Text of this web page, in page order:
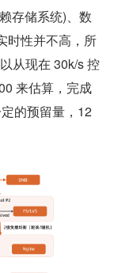
存储系统)、数
时性并不高，所
从现在 30k/s 控
来估算，完成
的预留量，12